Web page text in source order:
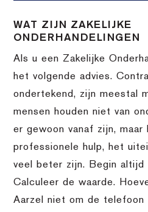
WAT ZIJN ZAKELIJKE
ONDERHANDELINGEN
Als u een Zakelijke
het volgende advies.
ondertekend, zijn meestal
mensen houden niet van
er gewoon vanaf zijn,
professionele hulp, het
veel beter zijn. Begin
Calculeer de waarde.
Aarzel niet om de telefoon